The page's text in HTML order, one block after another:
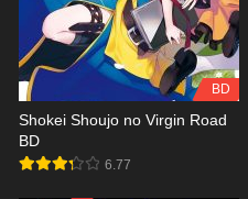
BD
Shokei Shoujo no Virgin Road
BD
6.77